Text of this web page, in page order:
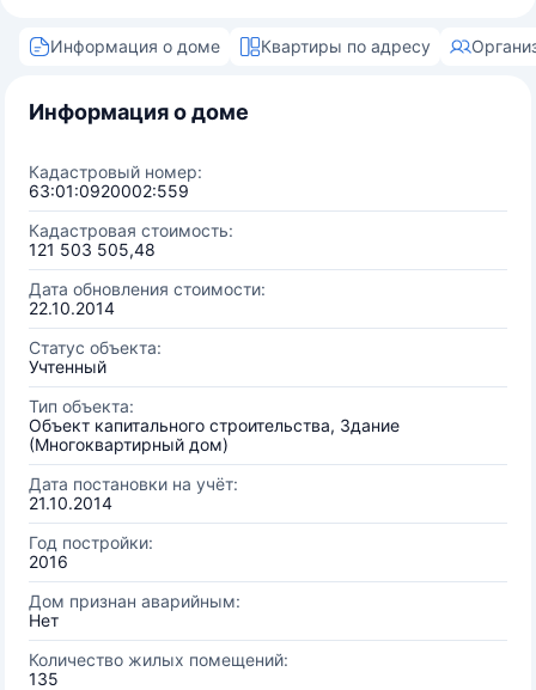
Информация о доме Квартиры по адресу
Информация о доме
Кадастровый номер:
63:01:0920002:559
Кадастровая стоимость:
121 503 505,48
Дата обновления стоимости:
22.10.2014
Статус объекта:
Учтенный
Тип объекта:
Объект капитального строительства, Здание
(Многоквартирный дом)
Дата постановки на учёт:
21.10.2014
Год постройки:
2016
Дом признан аварийным:
Нет
Количество жилых помещений:
135